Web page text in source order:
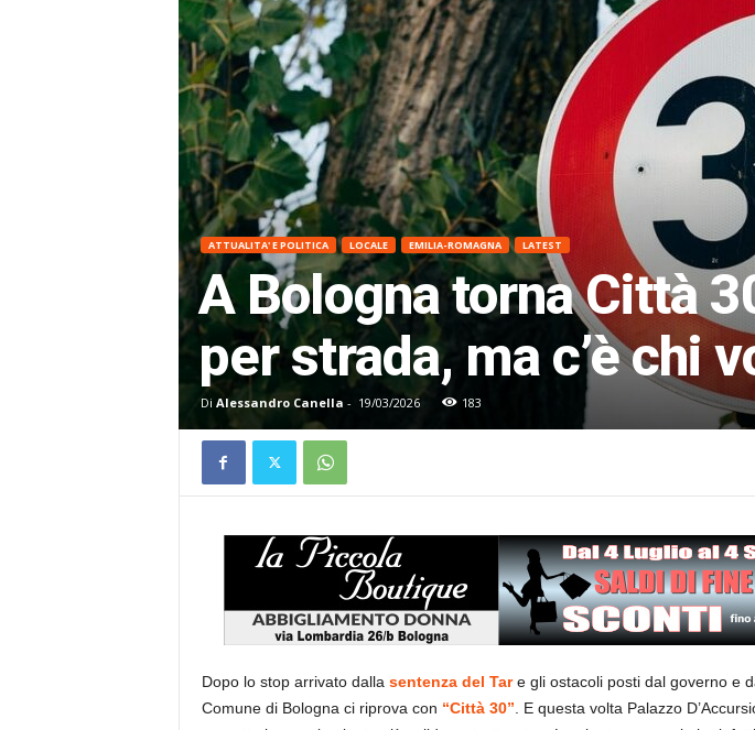
ATTUALITA' E POLITICA LOCALE EMILIA-ROMAGNA LATEST
A Bologna torna Città
per strada, ma c’è chi
Di Alessandro Canella - 19/03/2026 183
Dopo lo stop arrivato dalla sentenza del Tare gli ostacoli posti dal governo e
Comune di Bologna ci riprova con “Città 30” . E questa volta Palazzo